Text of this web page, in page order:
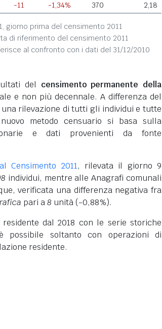
-11 -1,34% 370 2,18
giorno prima del censimento 2011
di riferimento del censimento 2011
al confronto con i dati del 31/12/2010
del censimento permanente della
e non più decennale. A differenza del
rilevazione di tutti gli individui e tutte
metodo censuario si basa sulla
e dati provenienti da fonte
al Censimento 2011, rilevata il giorno 9
individui, mentre alle Anagrafi comunali
verificata una differenza negativa fra
pari a8 unità (-0,88%).
dal 2018 con le serie storiche
possibile soltanto con operazioni di
residente.